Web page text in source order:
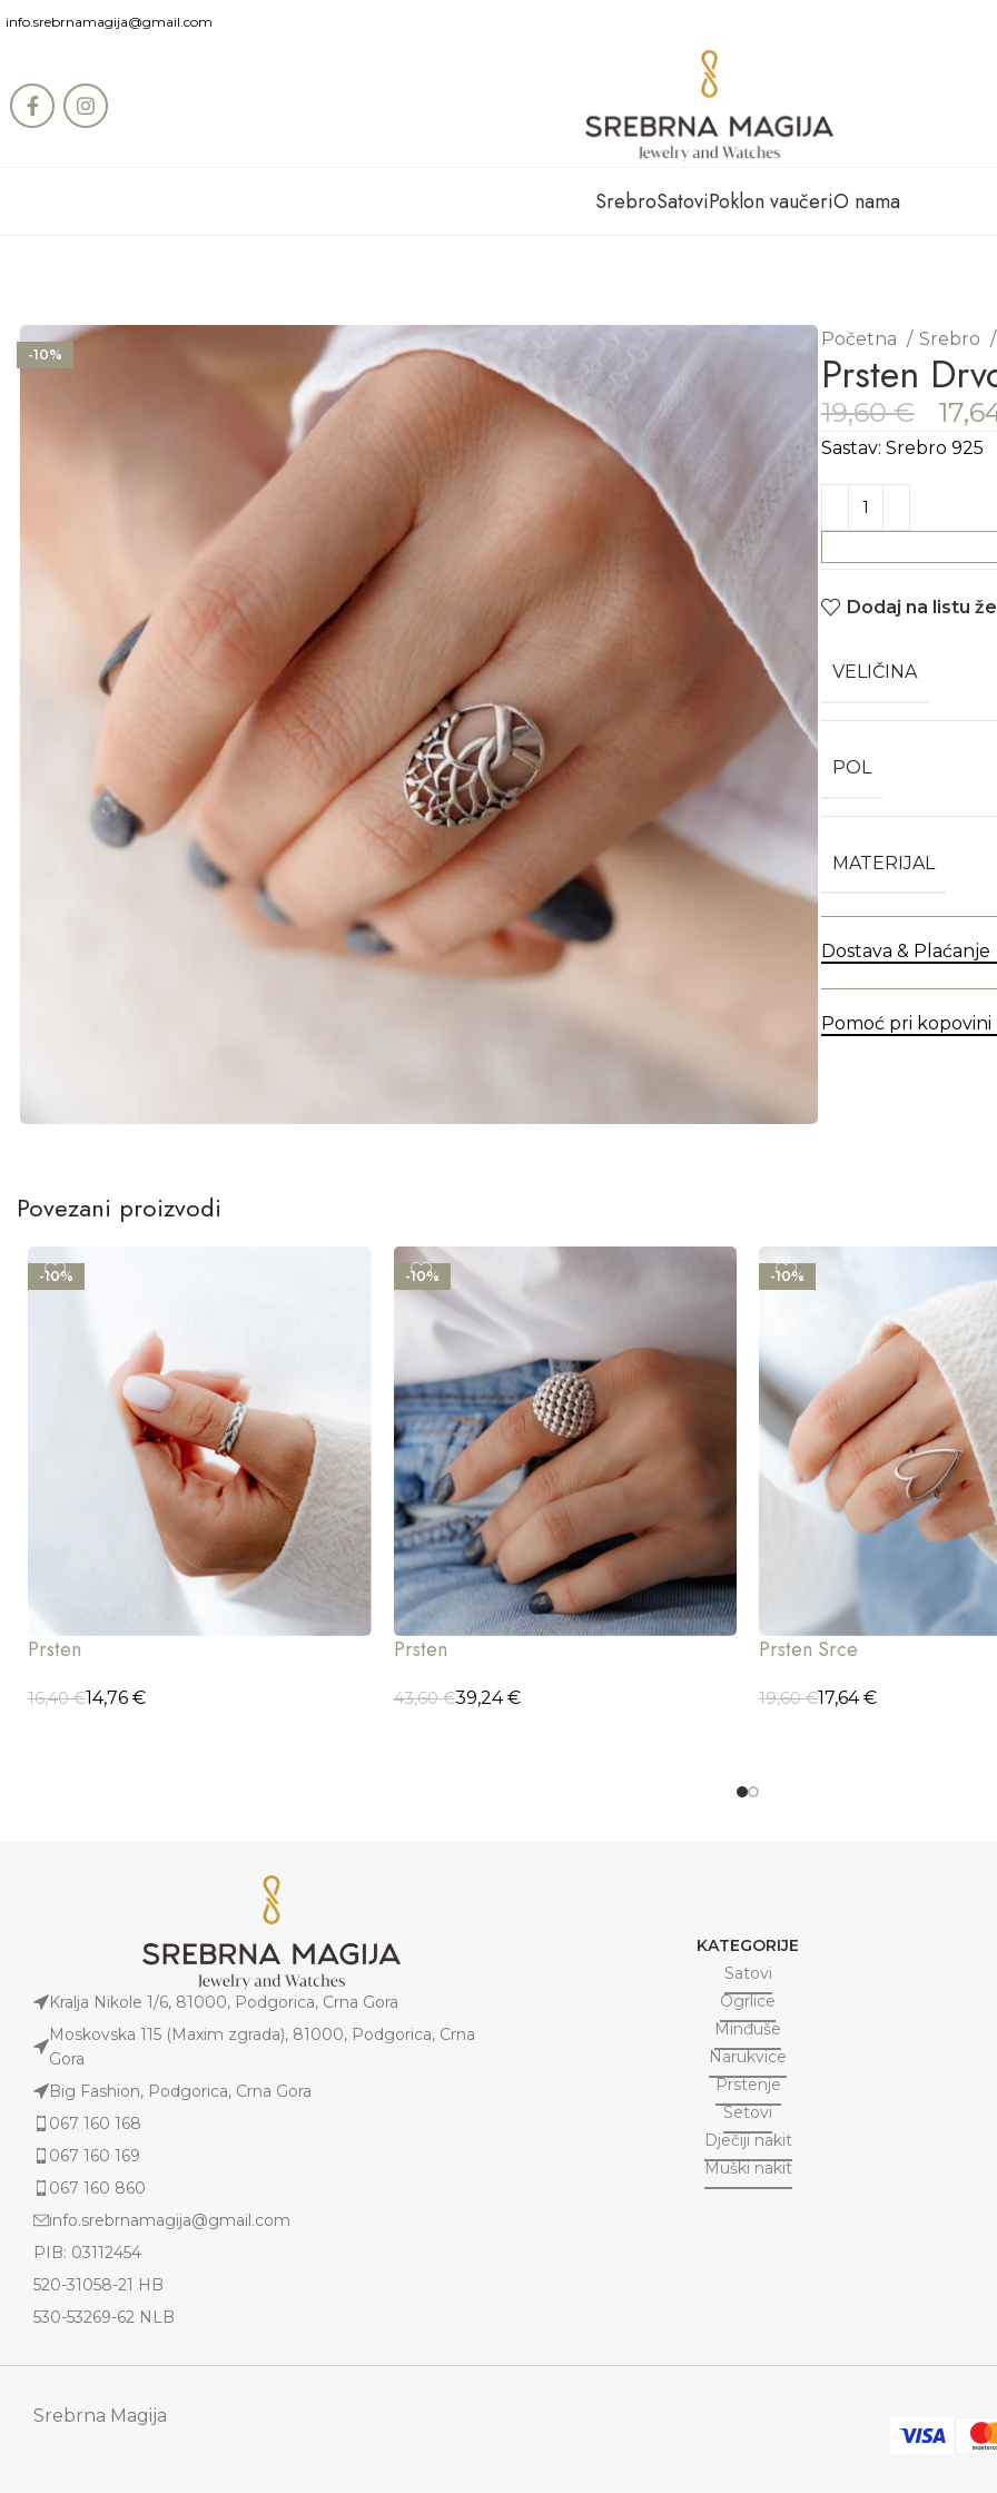
info.srebrnamagija@gmail.com
SrebroSatoviPoklon vaučeriO nama
-10%
Početna Srebro
Prsten
19,60€
Sastav: Srebro 925
Dodaj na listu
VELIČINA
POL
MATERIJAL
Dostava & Plaćanje
Pomoć pri kopovini
Povezani proizvodi
-10%
Prsten
16,40€14,76 €
-10%
Prsten
43,60€39,24€
-10%
Prsten Srce
19,60€17,64€
Kralja Nikole 1/6, 81000, Podgorica, Crna Gora
Moskovska 115 (Maxim zgrada), 81000, Podgorica, Crna
Gora
Big Fashion, Podgorica, Crna Gora
067 160 168
067 160 169
067 160 860
info.srebrnamagija@gmail.com
PIB: 03112454
520-31058-21 HB
530-53269-62 NLB
KATEGORIJE
Satovi
Ogrlice
Minđuše
Narukvice
Prstenje
Setovi
Dječiji nakit
Muški nakit
Srebrna Magija